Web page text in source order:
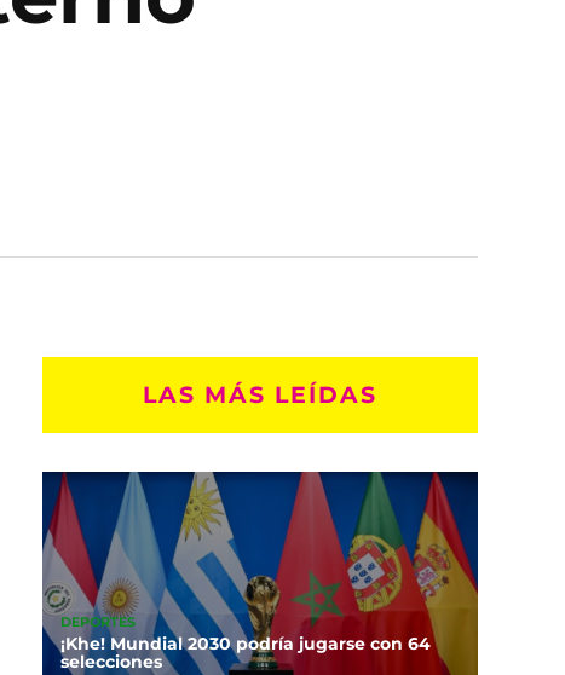
LAS MÁS LEÍDAS
DEPORTES
¡Khe! Mundial 2030 podría jugarse con 64
selecciones